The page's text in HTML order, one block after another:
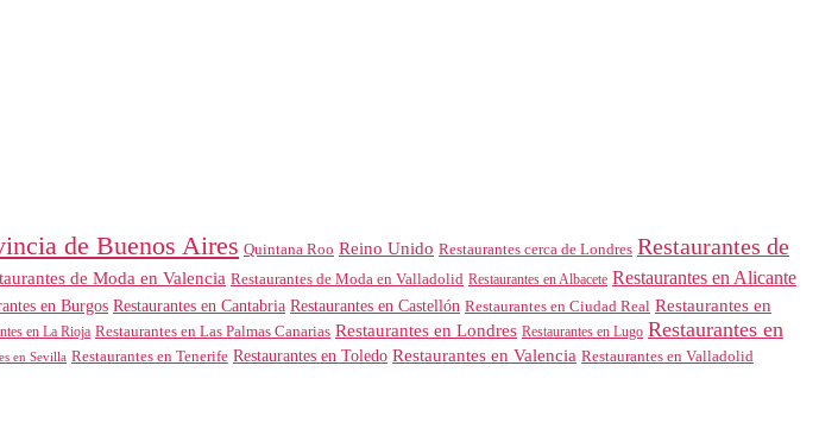
de Buenos Aires Quintana Roo Reino Unido Restaurantes cerca de Londres Restaurantes de
de Moda en Valencia Restaurantes de Moda en Valladolid Restaurantes en Albacete Restaurantes en Alicante
en Burgos Restaurantes en Cantabria Restaurantes en Castellón Restaurantes en Ciudad Real Restaurantes en
en La Rioja Restaurantes en Las Palmas Canarias Restaurantes en Londres Restaurantes en Lugo Restaurantes en
en Sevilla Restaurantes en Tenerife Restaurantes en Toledo Restaurantes en Valencia Restaurantes en Valladolid